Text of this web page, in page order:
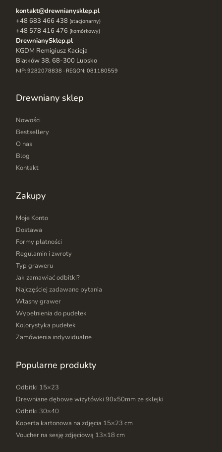
kontakt@drewnianysklep.pl
+48 683 466 438 (stacjonarny)
+48 578 416 476 (komórkowy)
DrewnianySklep.pl
KGDM Remigiusz Kacieja
Białków 38, 68-300 Lubsko
NIP: 9282078838 · REGON: 081180559
Drewniany sklep
Nowości
Bestsellery
O nas
Blog
Kontakt
Zakupy
Moje Konto
Dostawa
Formy płatności
Regulamin i zwroty
Typ graweru
Jak zamawiać odbitki?
Najczęściej zadawane pytania
Własny grawer
Wypełnienia do pudełek
Kolorystyka pudełek
Zamówienia indywidualne
Popularne produkty
Odbitki 15×23
Drewniane dębowe wizytówki 90x50mm ze sklejki
Odbitki 30×40
Koperta kartonowa na zdjęcia 15×23 cm
Voucher na sesję zdjęciową 13×18 cm